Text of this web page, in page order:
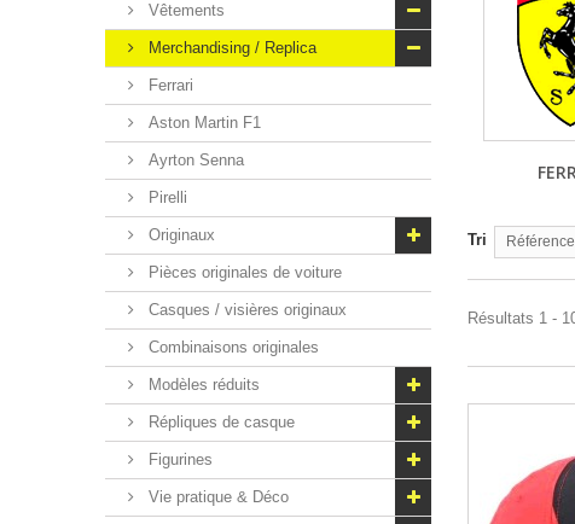
Vêtements
Merchandising / Replica
Ferrari
Aston Martin F1
Ayrton Senna
Pirelli
Originaux
Pièces originales de voiture
Casques / visières originaux
Combinaisons originales
Modèles réduits
Répliques de casque
Figurines
Vie pratique & Déco
Tri
Résultats 1 -